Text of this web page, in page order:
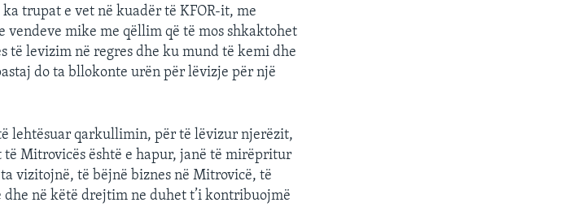
trupat e vet në kuadër të KFOR-it, me
vendeve mike me qëllim që të mos shkaktohet
të levizim në regres dhe ku mund të kemi dhe
do ta bllokonte urën për lëvizje për një
lehtësuar qarkullimin, për të lëvizur njerëzit,
Mitrovicës është e hapur, janë të mirëpritur
vizitojnë, të bëjnë biznes në Mitrovicë, të
në këtë drejtim ne duhet t’i kontribuojmë